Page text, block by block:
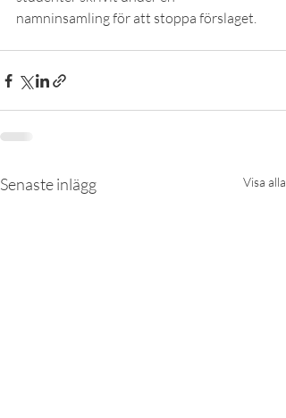
namninsamling för att stoppa förslaget.
Senaste inlägg Visa alla